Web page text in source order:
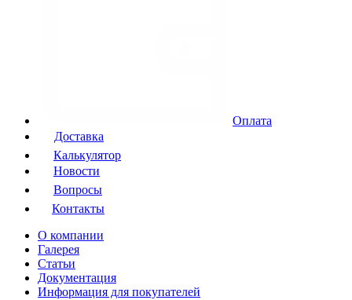
Оплата
Доставка
Калькулятор
Новости
Вопросы
Контакты
О компании
Галерея
Статьи
Документация
Информация для покупателей